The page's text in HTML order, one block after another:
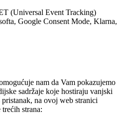
(Universal Event Tracking)
Google Consent Mode, Klarna,
nam da Vam pokazujemo
sadržaje koje hostiraju vanjski
na ovoj web stranici
strana: